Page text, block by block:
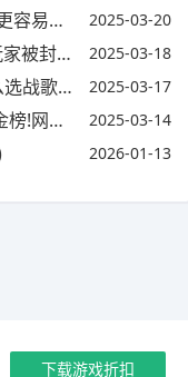
模式攻略) 2025-03-20
有什么看法? 2025-03-18
歌视频) 2025-03-17
你怎么看? 2025-03-14
2026-01-13
下载游戏折扣
备案号：
意自我保护 谨防受骗上